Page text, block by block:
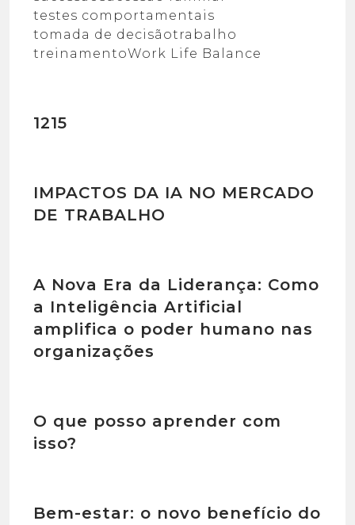
testes comportamentais
tomada de decisãotrabalho
treinamentoWork Life Balance
1215
IMPACTOS DA IA NO MERCADO
DE TRABALHO
A Nova Era da Liderança: Como
a Inteligência Artificial
amplifica o poder humano nas
organizações
O que posso aprender com
isso?
Bem-estar: o novo benefício do